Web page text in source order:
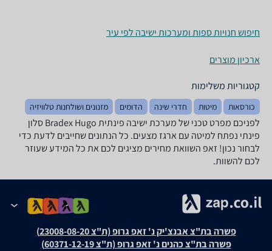
חיפוש חנויות ספות ומערכות ישיבה לפי עיר
ארכיון מוצרים
קטגוריות משלימות
כורסאות מיטות חדרי שינה הדומים מזנונים ושולחנות טלוויזיה
לפניכם מפרט טכני של ‏מערכת ישיבה פינתית Bradex Hugo סלון
פינתי נפתח למיטה עם ארגז מצעים. כל הנתונים שחייבים לדעת כדי
לבחור נכון! זאפ השוואת מחירים מציגים לכם את כל המידע שעוזר
לכם להשוות.
פשרה בת"צ אבנצ'יק נ' זאפ גרופ (ת"צ 23008-08-20)
פשרה בת"צ כהנים נ' זאפ גרופ (ת"צ 60371-12-19)